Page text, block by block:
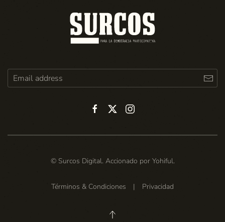
© Surcos Digital. Accionado por Yohiful.
Términos & Condiciones | Privacidad